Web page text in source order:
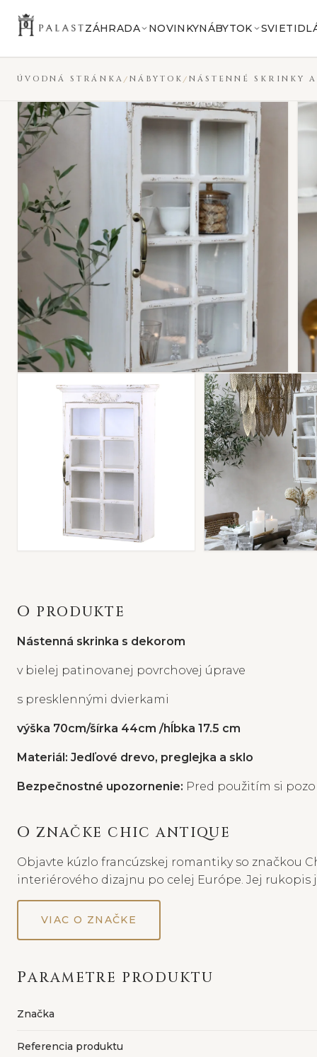
Preskočiť na obsah
ZÁHRADA NOVINKYNÁBYTOK
ÚVODNÁ STRÁNKA NÁBYTOK NÁSTENNÉ SKRINKY
O PRODUKTE
Nástenná skrinka s dekorom
v bielej patinovanej povrchovej úprave
s presklennými dvierkami
výška 70cm/šírka 44cm /hĺbka 17.5 cm
Materiál: Jedľové drevo, preglejka a sklo
Bezpečnostné upozornenie: Pred použitím si
O ZNAČKE CHIC ANTIQUE
Objavte kúzlo francúzskej romantiky so značkou
interiérového dizajnu po celej Európe. Jej
VIAC O ZNAČKE
PARAMETRE PRODUKTU
Značka
Referencia produktu
VYPREDANÉ